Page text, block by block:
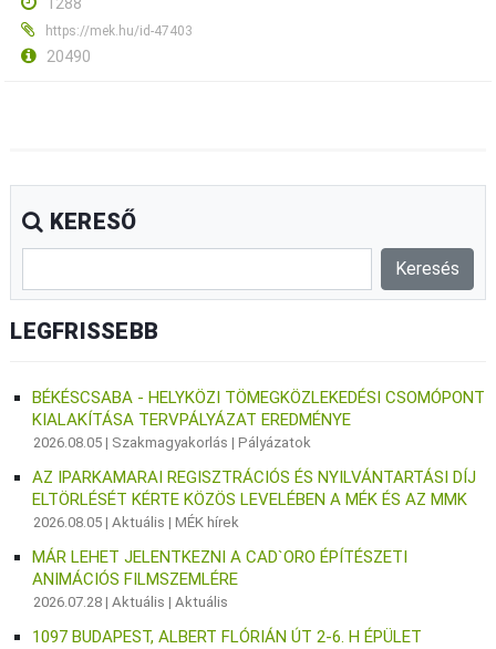
https://mek.hu/id-47403
20490
KERESŐ
LEGFRISSEBB
BÉKÉSCSABA - HELYKÖZI TÖMEGKÖZLEKEDÉSI CSOMÓPONT
KIALAKÍTÁSA TERVPÁLYÁZAT EREDMÉNYE
2026.08.05 | Szakmagyakorlás |Pályázatok
AZ IPARKAMARAI REGISZTRÁCIÓS ÉS NYILVÁNTARTÁSI DÍJ
ELTÖRLÉSÉT KÉRTE KÖZÖS LEVELÉBEN A MÉK ÉS AZ MMK
2026.08.05 |Aktuális |MÉK hírek
MÁR LEHET JELENTKEZNI A CAD`ORO ÉPÍTÉSZETI
ANIMÁCIÓS FILMSZEMLÉRE
2026.07.28 |Aktuális |Aktuális
1097 BUDAPEST, ALBERT FLÓRIÁN ÚT 2-6. H ÉPÜLET